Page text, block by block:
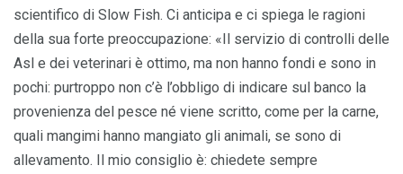
scientifico di Slow Fish. Ci anticipa e ci spiega le ragioni
della sua forte preoccupazione: «Il servizio di controlli delle
Asl e dei veterinari è ottimo, ma non hanno fondi e sono in
pochi: purtroppo non c’è l’obbligo di indicare sul banco la
provenienza del pesce né viene scritto, come per la carne,
quali mangimi hanno mangiato gli animali, se sono di
allevamento. Il mio consiglio è: chiedete sempre